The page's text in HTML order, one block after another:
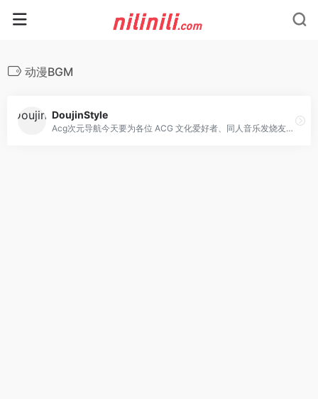
动漫BGM
DoujinStyle
Acg次元导航今天要为各位 ACG 文化爱好者、同人音乐发烧友，推荐一个宝藏网站 ——DoujinStyle。它不仅是专注于日本同人音乐领域的垂直博客，更是汇聚同好的小众社区，尤其在东方 Project 同人音乐收录上极具特色，能帮你找到主流平台难寻的优质内容。想要深入了解这个网站，首先得明确 “同人音乐” 的核心概念：这类音乐多由爱好者或独立音乐社团（Circle）创作，既可能是基于热门 ACG 作品（如动画、游戏、漫画）的二次创作，也包含完全原创的独立作品。其风格覆盖面极广，从动感电子、热血摇滚，到典雅古典、慵懒爵士，甚至融合多种元素的创新曲风都能找到，不少作品出自才华横溢的独立音乐人之手，制作水准完全不输主流音乐。而 DoujinStyle 的核心价值，就在于把这些分散的同人音乐资源系统化、精细化地呈现给用户。网站收录了海量同人音乐专辑，每一张专辑都附带详细信息：不仅有完整的曲目列表、艺术家 / 社团介绍，还会清晰标注专辑风格与创作背景，更关键的是提供了下载链接 —— 这意味着你无需在各个小众论坛、社团主页间奔波，就能一站式发现并获取这些 “冷门好歌”。从使用体验来看，DoujinStyle 更像一个 “用心经营的音乐博客”，而非商业化的资源平台。主页会按更新时间推送最新的音乐推荐，滚动浏览就能 get 近期热门同人专辑；若你有明确目标，也能通过搜索功能精准查找特定社团（比如专注东方 Project 创作的知名 Circle）或专辑名称。更贴心的是，每篇专辑介绍都配有高清专辑封面，部分还会附上编辑的原创简评 —— 比如分析专辑的旋律特点、适合的聆听场景，或是关联作品的背景故事，帮你快速判断这张专辑是否符合自己的口味。尽管网站界面为英文，但丝毫不会影响全球用户的使用 —— 毕竟音乐是无国界的语言，而清晰的分类、直观的信息呈现，让你即便不熟悉英文，也能通过专辑封面、曲目风格标签快速筛选内容。无论是想补全东方 Project 的经典同人音乐，还是想挖掘最新的独立同人创作，DoujinStyle 都值得你收藏，绝对能成为你探索同人音乐世界的 “秘密基地”。